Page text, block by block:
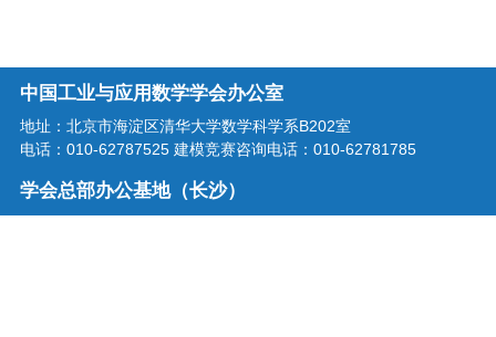
中国工业与应用数学学会办公室
地址：北京市海淀区清华大学数学科学系B202室
电话：010-62787525 建模竞赛咨询电话：010-62781785
学会总部办公基地（长沙）